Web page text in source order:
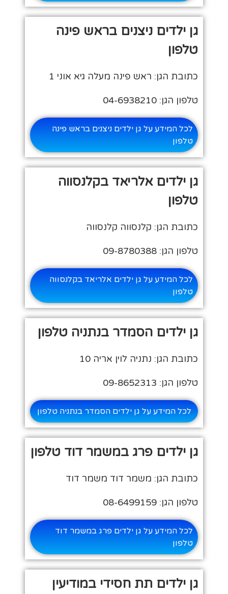
גן ילדים ניצנים בראש פינה
טלפון
כתובת הגן: ראש פינה מעלה גיא אוני 1
טלפון הגן: 04-6938210
לכל המידע על גן ילדים ניצנים בראש פינה
טלפון
גן ילדים אלריאד בקלנסווה
טלפון
כתובת הגן: קלנסווה קלנסווה
טלפון הגן: 09-8780388
לכל המידע על גן ילדים אלריאד בקלנסווה
טלפון
גן ילדים הסמדר בנתניה טלפון
כתובת הגן: נתניה לוין אריה 10
טלפון הגן: 09-8652313
לכל המידע על גן ילדים הסמדר בנתניה טלפון
גן ילדים פרג במשמר דוד טלפון
כתובת הגן: משמר דוד משמר דוד
טלפון הגן: 08-6499159
לכל המידע על גן ילדים פרג במשמר דוד
טלפון
גן ילדים תת חסידי במודיעין